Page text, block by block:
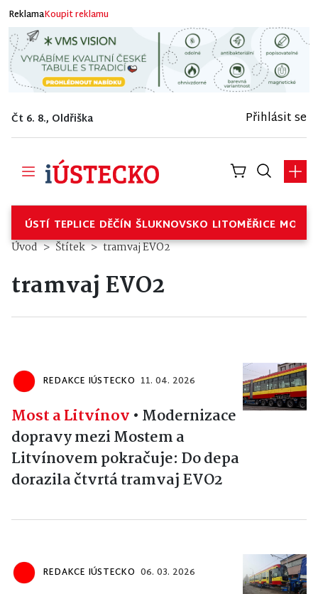
ReklamaKoupit reklamu
Čt 6. 8., Oldřiška Přihlásit se
ÚSTÍ TEPLICE DĚČÍN ŠLUKNOVSKO LITOMĚŘICE
Úvod Štítek tramvaj EVO2
tramvaj EVO2
REDAKCE IÚSTECKO 11. 04. 2026
Most a Litvínov • Modernizace
dopravy mezi Mostem a
Litvínovem pokračuje: Do depa
dorazila čtvrtá tramvaj EVO2
REDAKCE IÚSTECKO 06. 03. 2026